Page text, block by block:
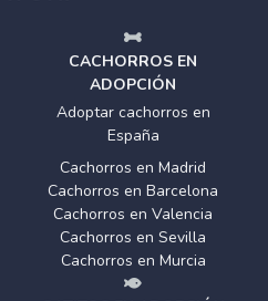
CACHORROS EN
ADOPCIÓN
Adoptar cachorros en
España
Cachorros en Madrid
Cachorros en Barcelona
Cachorros en Valencia
Cachorros en Sevilla
Cachorros en Murcia